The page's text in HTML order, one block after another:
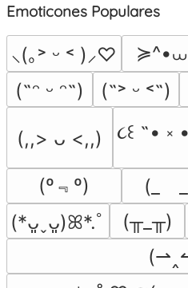
Emoticones Populares
⸜(｡˃ ᵕ ˂ )⸝♡
(˶ᵔ ᵕ ᵔ˶)
(˶˃ ᵕ ˂˶)
(,,> ᴗ <,,) ૮꒰ ˶• ༝
(º﹃º) (_　
(*ᴗ͈ˬᴗ͈)ꕤ*.ﾟ
(╥_╥)